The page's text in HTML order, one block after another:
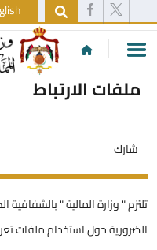
ملفات الارتباط
شارك
تلتزم " وزارة المالية "
الضرورية حول استخدام ملفات